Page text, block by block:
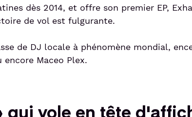
dès 2014, et offre son premier EP,
de vol est fulgurante.
de DJ locale à phénomène mondial,
encore Maceo Plex.
qui vole en tête